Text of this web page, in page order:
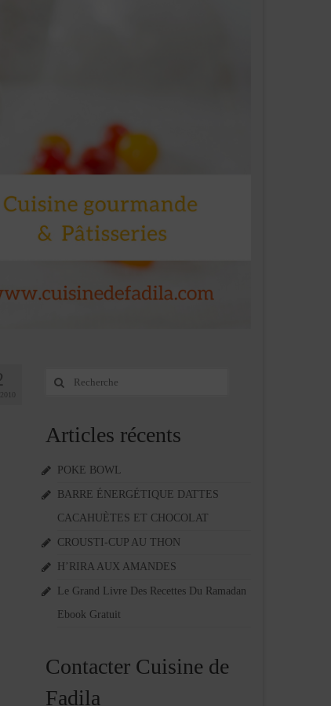
Rechercher
Articles récents
POKE BOWL
BARRE ÉNERGÉTIQUE DATTES
CACAHUÈTES ET CHOCOLAT
CROUSTI-CUP AU THON
H’RIRA AUX AMANDES
Le Grand Livre Des Recettes Du Ramadan
Ebook Gratuit
Contacter Cuisine de
Fadila